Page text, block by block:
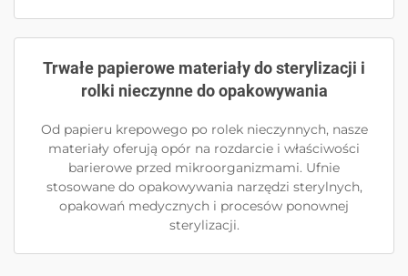
Trwałe papierowe materiały do sterylizacji i
rolki nieczynne do opakowywania
Od papieru krepowego po rolek nieczynnych, nasze
materiały oferują opór na rozdarcie i właściwości
barierowe przed mikroorganizmami. Ufnie
stosowane do opakowywania narzędzi sterylnych,
opakowań medycznych i procesów ponownej
sterylizacji.